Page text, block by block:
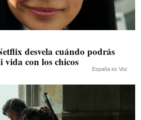
desvela cuándo podrás
vida con los chicos
España es Voz